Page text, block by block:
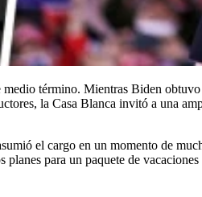
medio término. Mientras Biden
la Casa Blanca invitó a una
el cargo en un momento de
para un paquete de